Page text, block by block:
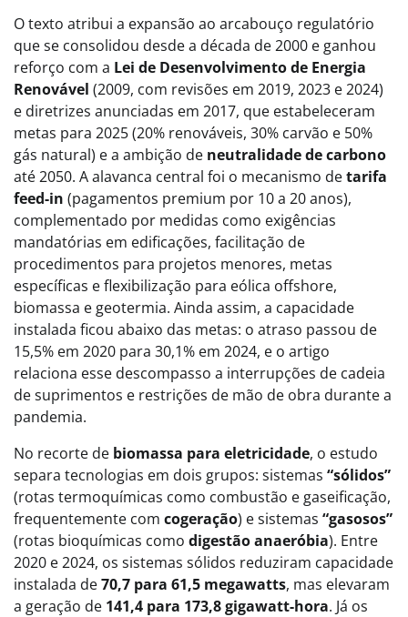
O texto atribui a expansão ao arcabouço regulatório
que se consolidou desde a década de 2000 e ganhou
reforço com a Lei de Desenvolvimento de Energia
Renovável (2009, com revisões em 2019, 2023 e 2024)
e diretrizes anunciadas em 2017, que estabeleceram
metas para 2025 (20% renováveis, 30% carvão e 50%
gás natural) e a ambição de neutralidade de carbono
até 2050. A alavanca central foi o mecanismo detarifa
feed-in (pagamentos premium por 10 a 20 anos),
complementado por medidas como exigências
mandatórias em edificações, facilitação de
procedimentos para projetos menores, metas
específicas e flexibilização para eólica offshore,
biomassa e geotermia. Ainda assim, a capacidade
instalada ficou abaixo das metas: o atraso passou de
15,5% em 2020 para 30,1% em 2024, e o artigo
relaciona esse descompasso a interrupções de cadeia
de suprimentos e restrições de mão de obra durante a
pandemia.
No recorte de biomassa para eletricidade, o estudo
separa tecnologias em dois grupos: sistemas “sólidos”
(rotas termoquímicas como combustão e gaseificação,
frequentemente com cogeração) e sistemas “gasosos”
(rotas bioquímicas como digestão anaeróbia). Entre
2020 e 2024, os sistemas sólidos reduziram capacidade
instalada de70,7 para 61,5 megawatts, mas elevaram
a geração de 141,4 para 173,8 gigawatt-hora. Já os